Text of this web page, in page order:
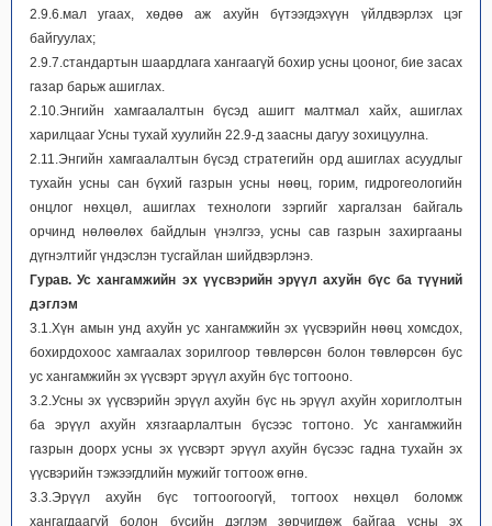
2.9.6.мал угаах, хөдөө аж ахуйн бүтээгдэхүүн үйлдвэрлэх цэг
байгуулах;
2.9.7.стандартын шаардлага хангаагүй бохир усны цооног, бие засах
газар барьж ашиглах.
2.10.Энгийн хамгаалалтын бүсэд ашигт малтмал хайх, ашиглах
харилцааг Усны тухай хуулийн 22.9-д заасны дагуу зохицуулна.
2.11.Энгийн хамгаалалтын бүсэд стратегийн орд ашиглах асуудлыг
тухайн усны сан бүхий газрын усны нөөц, горим, гидрогеологийн
онцлог нөхцөл, ашиглах технологи зэргийг харгалзан байгаль
орчинд нөлөөлөх байдлын үнэлгээ, усны сав газрын захиргааны
дүгнэлтийг үндэслэн тусгайлан шийдвэрлэнэ.
Гурав. Ус хангамжийн эх үүсвэрийн эрүүл ахуйн бүс ба түүний
дэглэм
3.1.Хүн амын унд ахуйн ус хангамжийн эх үүсвэрийн нөөц хомсдох,
бохирдохоос хамгаалах зорилгоор төвлөрсөн болон төвлөрсөн бус
ус хангамжийн эх үүсвэрт эрүүл ахуйн бүс тогтооно.
3.2.Усны эх үүсвэрийн эрүүл ахуйн бүс нь эрүүл ахуйн хориглолтын
ба эрүүл ахуйн хязгаарлалтын бүсээс тогтоно. Ус хангамжийн
газрын доорх усны эх үүсвэрт эрүүл ахуйн бүсээс гадна тухайн эх
үүсвэрийн тэжээгдлийн мужийг тогтоож өгнө.
3.3.Эрүүл ахуйн бүс тогтоогоогүй, тогтоох нөхцөл боломж
хангагдаагүй болон бүсийн дэглэм зөрчигдөж байгаа усны эх